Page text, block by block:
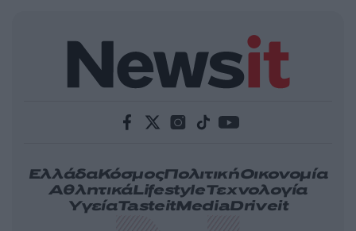
ΕλλάδαΚόσμοςΠολιτικήΟικονομία
ΑθλητικάLifestyleΤεχνολογία
ΥγείαTasteitMediaDriveit